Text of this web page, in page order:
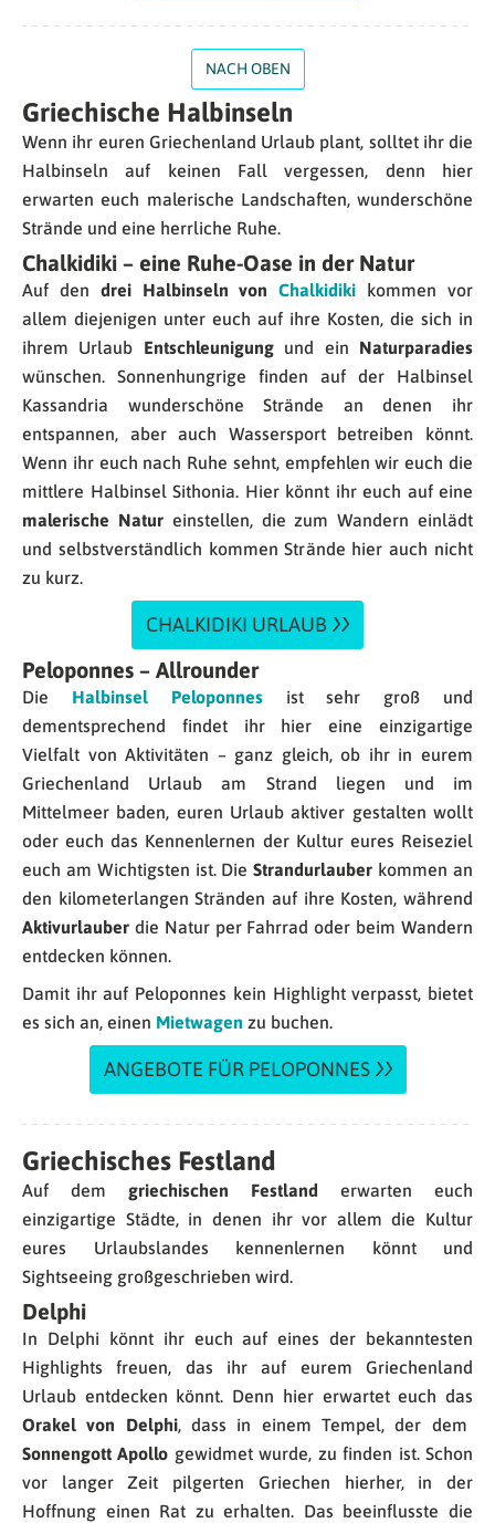
NACH OBEN
Griechische Halbinseln
Wenn ihr euren Griechenland Urlaub plant, solltet ihr die
Halbinseln auf keinen Fall vergessen, denn hier
erwarten euch malerische Landschaften, wunderschöne
Strände und eine herrliche Ruhe.
Chalkidiki – eine Ruhe-Oase in der Natur
Auf den drei Halbinseln vonChalkidiki kommen vor
allem diejenigen unter euch auf ihre Kosten, die sich in
ihrem Urlaub Entschleunigungund ein Naturparadies
wünschen. Sonnenhungrige finden auf der Halbinsel
Kassandria wunderschöne Strände an denen ihr
entspannen, aber auch Wassersport betreiben könnt.
Wenn ihr euch nach Ruhe sehnt, empfehlen wir euch die
mittlere Halbinsel Sithonia. Hier könnt ihr euch auf eine
malerische Natureinstellen, die zum Wandern einlädt
und selbstverständlich kommen Strände hier auch nicht
zu kurz.
CHALKIDIKI URLAUB
Peloponnes – Allrounder
Die Halbinsel Peloponnesist sehr groß und
dementsprechend findet ihr hier eine einzigartige
Vielfalt von Aktivitäten – ganz gleich, ob ihr in eurem
Griechenland Urlaub am Strand liegen und im
Mittelmeer baden, euren Urlaub aktiver gestalten wollt
oder euch das Kennenlernen der Kultur eures Reiseziel
euch am Wichtigsten ist. DieStrandurlauber kommen an
den kilometerlangen Stränden auf ihre Kosten, während
Aktivurlauber die Natur per Fahrrad oder beim Wandern
entdecken können.
Damit ihr auf Peloponnes kein Highlight verpasst, bietet
es sich an, einen Mietwagen zu buchen.
ANGEBOTE FÜR PELOPONNES
Griechisches Festland
Auf dem griechischen Festland
erwarten euch
einzigartige Städte, in denen ihr vor allem die Kultur
eures Urlaubslandes kennenlernen könnt und
Sightseeing großgeschrieben wird.
Delphi
In Delphi könnt ihr euch auf eines der bekanntesten
Highlights freuen, das ihr auf eurem Griechenland
Urlaub entdecken könnt. Denn hier erwartet euch das
Orakel von Delphi, dass in einem Tempel, der dem
Sonnengott Apollo gewidmet wurde, zu finden ist. Schon
vor langer Zeit pilgerten Griechen hierher, in der
Hoffnung einen Rat zu erhalten. Das beeinflusste die